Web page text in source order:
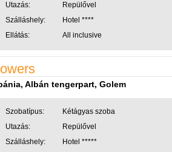
Utazás:
Repülővel
Szálláshely:
Hotel ****
Ellátás:
All inclusive
Albán tengerpart, Golem
Szobatípus:
Kétágyas szoba
Utazás:
Repülővel
Szálláshely:
Hotel *****